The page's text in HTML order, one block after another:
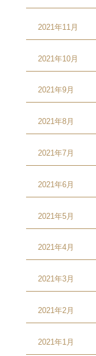
2021年11月
2021年10月
2021年9月
2021年8月
2021年7月
2021年6月
2021年5月
2021年4月
2021年3月
2021年2月
2021年1月